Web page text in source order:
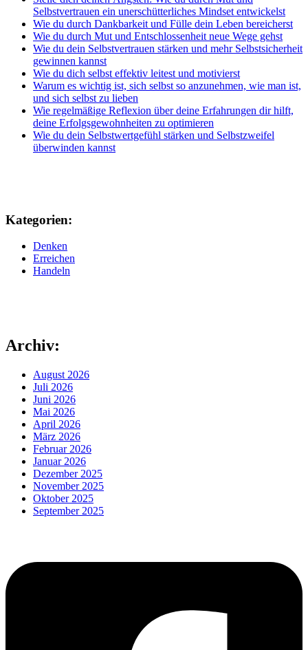
Selbstvertrauen ein unerschütterliches Mindset entwickelst
Wie du durch Dankbarkeit und Fülle dein Leben bereicherst
Wie du durch Mut und Entschlossenheit neue Wege gehst
Wie du dein Selbstvertrauen stärken und mehr Selbstsicherheit
gewinnen kannst
Wie du dich selbst effektiv leitest und motivierst
Warum es wichtig ist, sich selbst so anzunehmen, wie man ist,
und sich selbst zu lieben
Wie regelmäßige Reflexion über deine Erfahrungen dir hilft,
deine Erfolgsgewohnheiten zu optimieren
Wie du dein Selbstwertgefühl stärken und Selbstzweifel
überwinden kannst
Kategorien:
Denken
Erreichen
Handeln
Archiv:
August 2026
Juli 2026
Juni 2026
Mai 2026
April 2026
März 2026
Februar 2026
Januar 2026
Dezember 2025
November 2025
Oktober 2025
September 2025